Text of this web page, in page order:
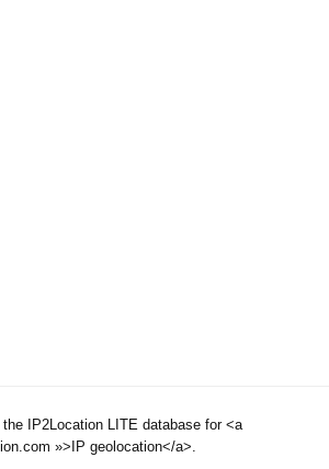
IP2Location LITE database for <a
»>IP geolocation</a>.